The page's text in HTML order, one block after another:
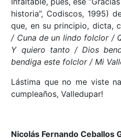
historia”, Codiscos, 1995)
que, en su principio, dicta,
/ Cuna de un lindo folclor /
Y quiero tanto / Dios
bendiga este folclor / Mi
Lástima que no me viste
cumpleaños, Valledupar!
Nicolás Fernando Ceballos